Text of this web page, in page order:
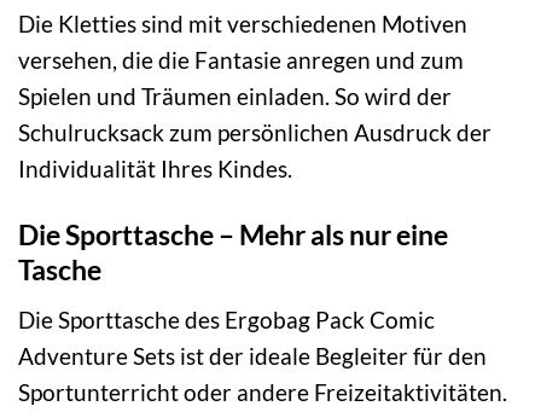
Die Kletties sind mit verschiedenen Motiven
versehen, die die Fantasie anregen und zum
Spielen und Träumen einladen. So wird der
Schulrucksack zum persönlichen Ausdruck der
Individualität Ihres Kindes.
Die Sporttasche – Mehr als nur eine
Tasche
Die Sporttasche des Ergobag Pack Comic
Adventure Sets ist der ideale Begleiter für den
Sportunterricht oder andere Freizeitaktivitäten.